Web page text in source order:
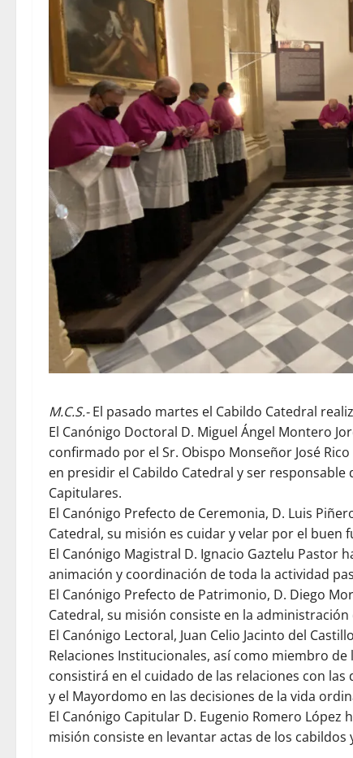
M.C.S.-El pasado martes el Cabildo Catedral
El Canónigo Doctoral D. Miguel Ángel Montero
confirmado por el Sr. Obispo Monseñor José
en presidir el Cabildo Catedral y ser
Capitulares.
El Canónigo Prefecto de Ceremonia, D. Luis
Catedral, su misión es cuidar y velar por el buen
El Canónigo Magistral D. Ignacio Gaztelu Pastor
animación y coordinación de toda la actividad
El Canónigo Prefecto de Patrimonio, D. Diego
Catedral, su misión consiste en la
El Canónigo Lectoral, Juan Celio Jacinto del
Relaciones Institucionales, así como miembro
consistirá en el cuidado de las relaciones con
y el Mayordomo en las decisiones de la vida
El Canónigo Capitular D. Eugenio Romero
misión consiste en levantar actas de los